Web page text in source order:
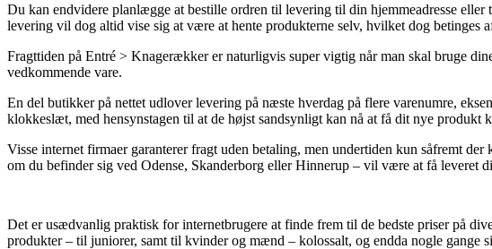
Du kan endvidere planlægge at bestille ordren til levering til din hjemmeadresse
levering vil dog altid vise sig at være at hente produkterne selv, hvilket dog betinges
Fragttiden på Entré > Knagerækker er naturligvis super vigtig når man skal bruge
vedkommende vare.
En del butikker på nettet udlover levering på næste hverdag på flere varenumre,
klokkeslæt, med hensynstagen til at de højst sandsynligt kan nå at få dit nye produkt
Visse internet firmaer garanterer fragt uden betaling, men undertiden kun såfremt
om du befinder sig ved Odense, Skanderborg eller Hinnerup – vil være at få leveret
Det er usædvanlig praktisk for internetbrugere at finde frem til de bedste priser på
produkter – til juniorer, samt til kvinder og mænd – kolossalt, og endda nogle gange